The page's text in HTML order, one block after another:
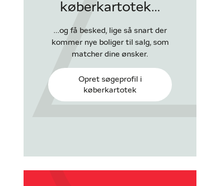
køberkartotek...
...og få besked, lige så snart der
kommer nye boliger til salg, som
matcher dine ønsker.
Opret søgeprofil i
køberkartotek